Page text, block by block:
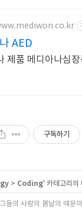
AED
제품 메디아나심
구독하기
> Coding' 카테고리의
들의 사랑의 봄날의 때문